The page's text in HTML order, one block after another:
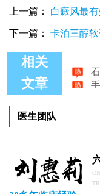
上一篇： 白癜风最
下一篇： 卡泊三醇
相关
文章
医生团队